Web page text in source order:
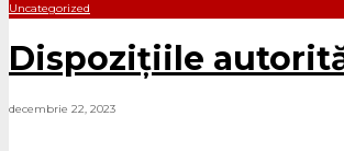
Uncategorized
Dispozițiile
decembrie 22, 2023